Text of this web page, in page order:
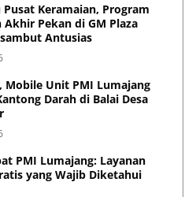
Pusat Keramaian, Program
Akhir Pekan di GM Plaza
Antusias
Mobile Unit PMI Lumajang
Darah di Balai Desa
PMI Lumajang: Layanan
yang Wajib Diketahui